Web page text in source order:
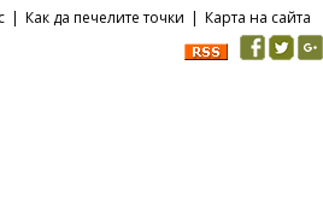
| Как да печелите точки | Карта на сайта